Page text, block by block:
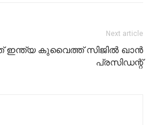
Next article
ഇന്ത്യ കുവൈത്ത്‌ സിജിൽ ഖാൻ
പ്രസിഡന്റ്